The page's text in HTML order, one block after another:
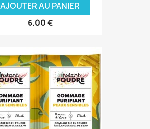
AJOUTER AU PANIER
6,00 €